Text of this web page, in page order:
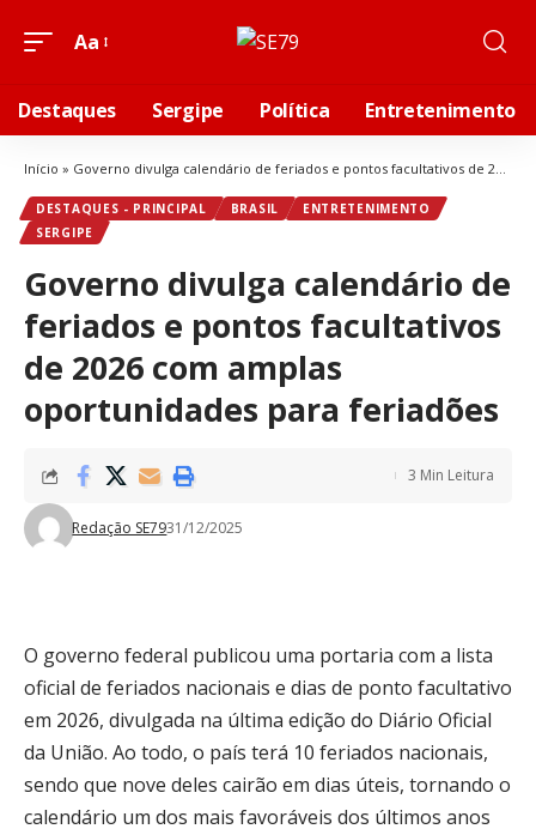
Aa
Destaques Sergipe Política Entretenimento
Início » Governo divulga calendário de feriados e pontos facultativos de 2026 com amplas oportunidades para feriadões
DESTAQUES - PRINCIPAL BRASIL
ENTRETENIMENTO
SERGIPE
Governo divulga calendário de
feriados e pontos facultativos
de 2026 com amplas
oportunidades para feriadões
Redação SE7931/12/2025
3 Min Leitura
O governo federal publicou uma portaria com a lista
oficial de feriados nacionais e dias de ponto facultativo
em 2026, divulgada na última edição do Diário Oficial
da União. Ao todo, o país terá 10 feriados nacionais,
sendo que nove deles cairão em dias úteis, tornando o
calendário um dos mais favoráveis dos últimos anos